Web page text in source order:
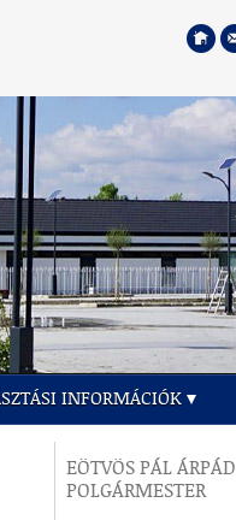
INFORMÁCIÓK
EÖTVÖS PÁL ÁRPÁD
POLGÁRMESTER